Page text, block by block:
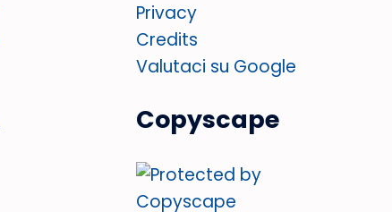
Privacy
Credits
Valutaci su Google
Copyscape